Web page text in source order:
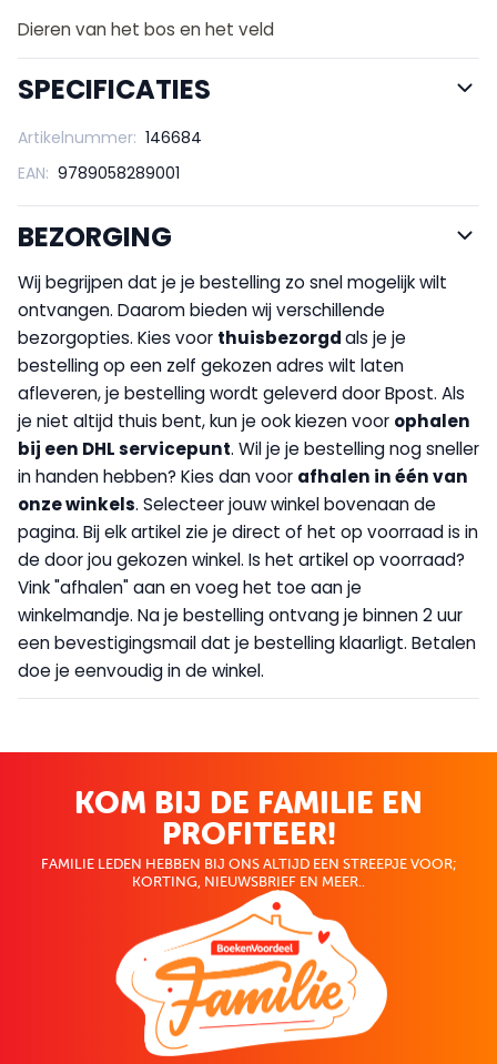
Dieren van het bos en het veld
SPECIFICATIES
Artikelnummer: 146684
EAN: 9789058289001
BEZORGING
Wij begrijpen dat je je bestelling zo snel mogelijk wilt
ontvangen. Daarom bieden wij verschillende
bezorgopties. Kies voor thuisbezorgdals je je
bestelling op een zelf gekozen adres wilt laten
afleveren, je bestelling wordt geleverd door Bpost. Als
je niet altijd thuis bent, kun je ook kiezen voor ophalen
bij een DHL servicepunt. Wil je je bestelling nog sneller
in handen hebben? Kies dan voor afhalen in één van
onze winkels. Selecteer jouw winkel bovenaan de
pagina. Bij elk artikel zie je direct of het op voorraad is in
de door jou gekozen winkel. Is het artikel op voorraad?
Vink "afhalen" aan en voeg het toe aan je
winkelmandje. Na je bestelling ontvang je binnen 2 uur
een bevestigingsmail dat je bestelling klaarligt. Betalen
doe je eenvoudig in de winkel.
KOM BIJ DE FAMILIE EN
PROFITEER!
FAMILIE LEDEN HEBBEN BIJ ONS ALTIJD EEN STREEPJE VOOR;
KORTING, NIEUWSBRIEF EN MEER..